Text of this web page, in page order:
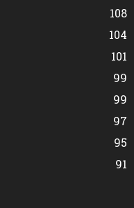
108
104
101
99
99
97
95
91